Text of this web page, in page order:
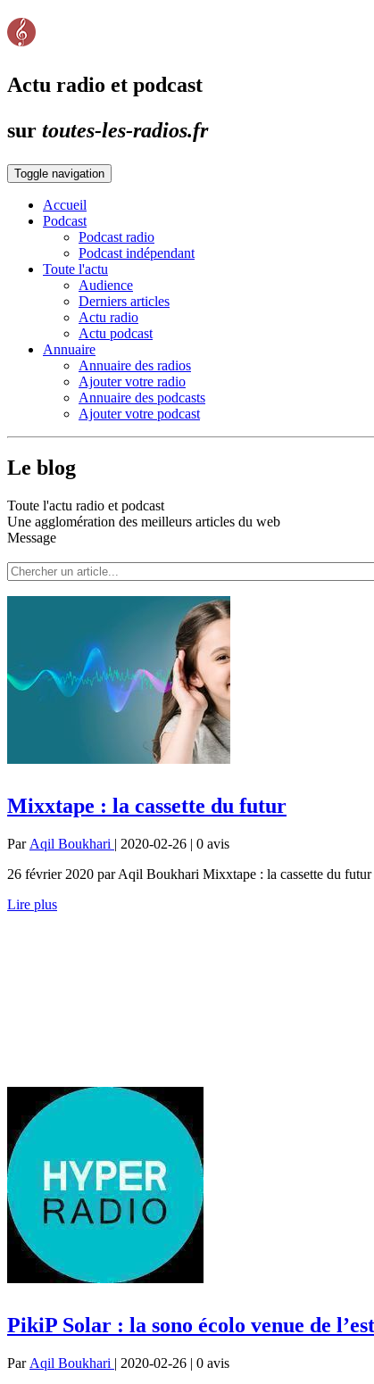
Actu radio et podcast
sur toutes-les-radios.fr
Toggle navigation
Accueil
Podcast
Podcast radio
Podcast indépendant
Toute l'actu
Audience
Derniers articles
Actu radio
Actu podcast
Annuaire
Annuaire des radios
Ajouter votre radio
Annuaire des podcasts
Ajouter votre podcast
Le blog
Toute l'actu radio et podcast
Une agglomération des meilleurs articles du web
Message
Mixxtape : la cassette du futur
Par Aqil Boukhari | 2020-02-26 | 0 avis
26 février 2020 par Aqil Boukhari Mixxtape : la cassette du
Lire plus
PikiP Solar : la sono écolo venue de
Par Aqil Boukhari | 2020-02-26 | 0 avis